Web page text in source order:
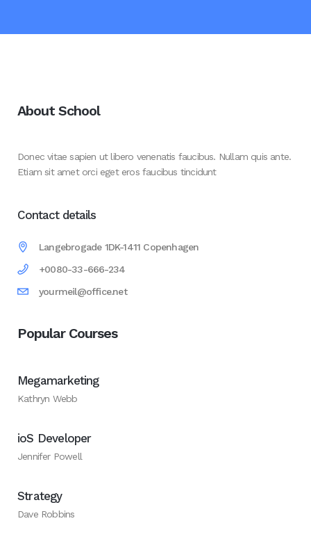
About School
Donec vitae sapien ut libero venenatis faucibus. Nullam quis ante.
Etiam sit amet orci eget eros faucibus tincidunt
Contact details
Langebrogade 1DK-1411 Copenhagen
+0080-33-666-234
yourmeil@office.net
Popular Courses
Megamarketing
Kathryn Webb
ioS Developer
Jennifer Powell
Strategy
Dave Robbins